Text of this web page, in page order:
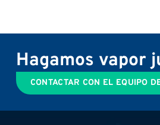
Hagamos vapor
CONTACTAR CON EL EQUIPO